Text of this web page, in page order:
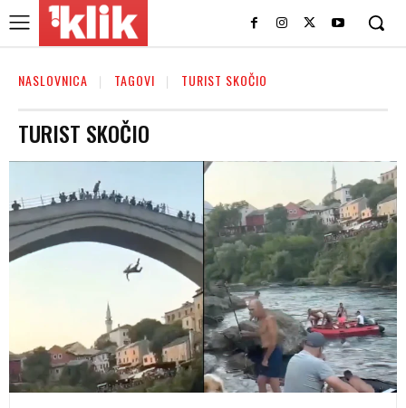
NASLOVNICA TAGOVI TURIST SKOČIO
TURIST SKOČIO